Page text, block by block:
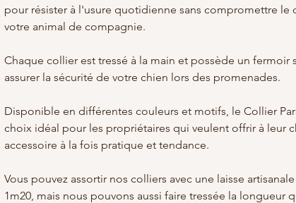
pour résister à l'usure quotidienne sans compromettre le
votre animal de compagnie.
Chaque collier est tressé à la main et possède un fermoir
assurer la sécurité de votre chien lors des promenades.
Disponible en différentes couleurs et motifs, le Collier
choix idéal pour les propriétaires qui veulent offrir à leur
accessoire à la fois pratique et tendance.
Vous pouvez assortir nos colliers avec une laisse
1m20, mais nous pouvons aussi faire tressée la longueur